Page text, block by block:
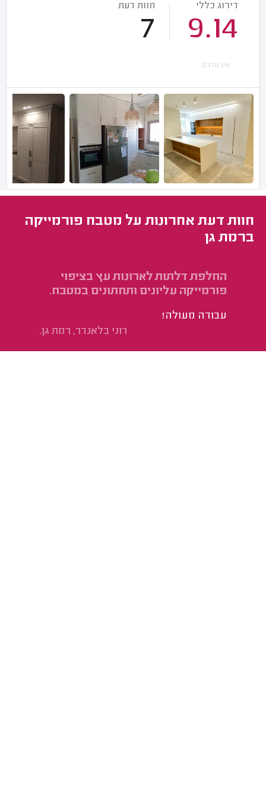
דירוג כללי
9.14
חוות דעת
7
אין עדכון
חוות דעת אחרונות על מטבח פורמייקה
ברמת גן
החלפת דלתות לארונות עץ בציפוי
פורמייקה עליונים ותחתונים במטבח.
עבודה מעולה!
רוני בלאנדר, רמת גן.